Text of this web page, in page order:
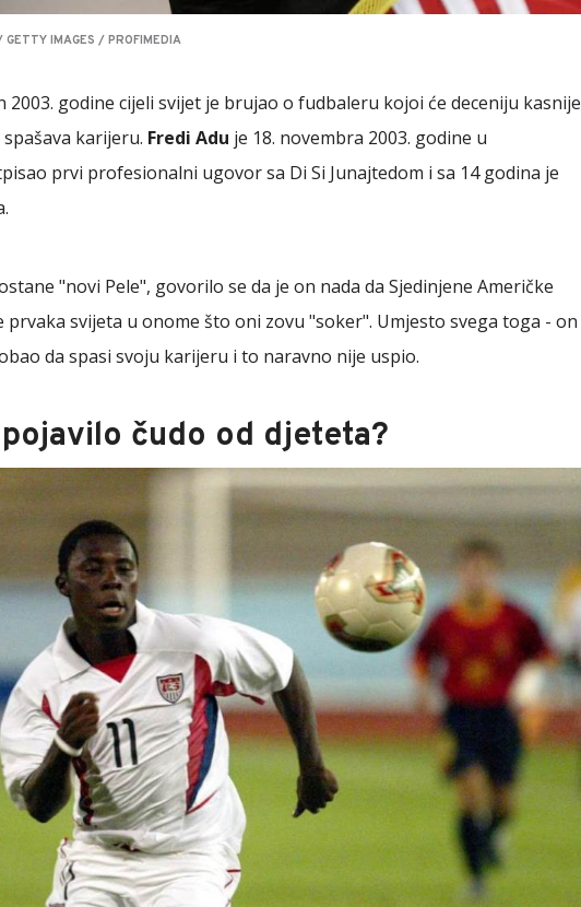
IMAGES / PROFIMEDIA
2003. godine cijeli svijet je brujao o fudbaleru kojoi će deceniju kasnije
karijeru. Fredi Adu je 18. novembra 2003. godine u
prvi profesionalni ugovor sa Di Si Junajtedom i sa 14 godina je
"novi Pele", govorilo se da je on nada da Sjedinjene Američke
prvaka svijeta u onome što oni zovu "soker". Umjesto svega toga - on
da spasi svoju karijeru i to naravno nije uspio.
čudo od djeteta?